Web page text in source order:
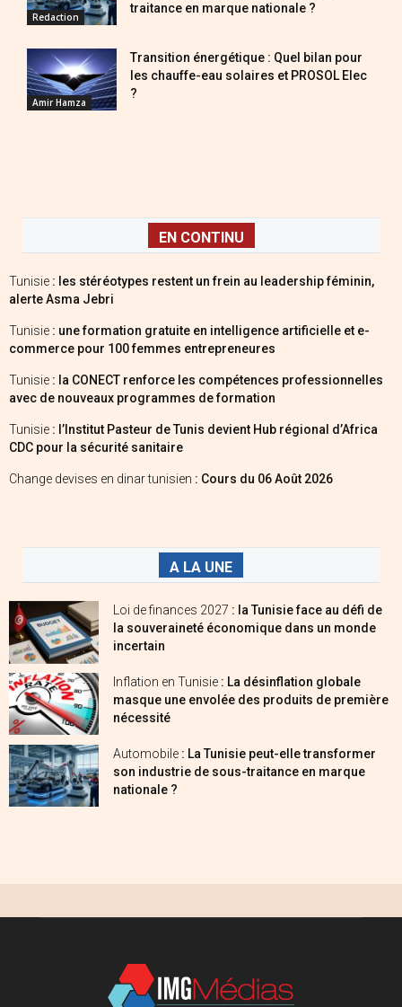
Redaction
traitance en marque nationale ?
Amir Hamza
Transition énergétique : Quel bilan pour
les chauffe-eau solaires et PROSOL Elec
?
EN CONTINU
Tunisie : les stéréotypes restent un frein au leadership féminin,
alerte Asma Jebri
Tunisie : une formation gratuite en intelligence artificielle et e-
commerce pour 100 femmes entrepreneures
Tunisie : la CONECT renforce les compétences professionnelles
avec de nouveaux programmes de formation
Tunisie : l’Institut Pasteur de Tunis devient Hub régional d’Africa
CDC pour la sécurité sanitaire
Change devises en dinar tunisien : Cours du 06 Août 2026
A LA UNE
Loi de finances 2027 : la Tunisie face au défi de
la souveraineté économique dans un monde
incertain
Inflation en Tunisie : La désinflation globale
masque une envolée des produits de première
nécessité
Automobile : La Tunisie peut-elle transformer
son industrie de sous-traitance en marque
nationale ?